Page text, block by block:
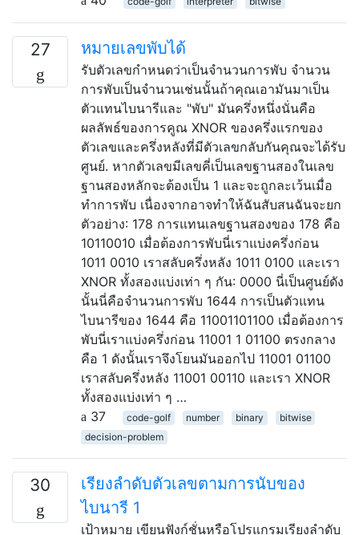
27 หมายเลขพับได้
รับตัวเลขกำหนดว่าเป็นจำนวนการพับ จำนวน
การพับเป็นจำนวนเช่นนั้นถ้าคุณเอามันมาเป็น
ตัวแทนไบนารีและ "พับ" มันครึ่งหนึ่งนั่นคือ
ผลลัพธ์ของการคูณ XNOR ของครึ่งแรกของ
ตัวเลขและครึ่งหลังที่มีตัวเลขกลับกันคุณจะได้รับ
ศูนย์. หากตัวเลขมีเลขคี่เป็นเลขฐานสองในเลข
ฐานสองหลักจะต้องเป็น 1 และจะถูกละเว้นเมื่อ
ทำการพับ เนื่องจากอาจทำให้ฉันสับสนฉันจะยก
ตัวอย่าง: 178 การแทนเลขฐานสองของ 178 คือ
10110010 เมื่อต้องการพับนี่เราแบ่งครึ่งก่อน
1011 0010 เราสลับครึ่งหลัง 1011 0100 และเรา
XNOR ทั้งสองแบ่งเท่า ๆ กัน: 0000 นี่เป็นศูนย์ดัง
นั้นนี่คือจำนวนการพับ 1644 การเป็นตัวแทน
ไบนารีของ 1644 คือ 11001101100 เมื่อต้องการ
พับนี่เราแบ่งครึ่งก่อน 11001 1 01100 ตรงกลาง
คือ 1 ดังนั้นเราจึงโยนมันออกไป 11001 01100
เราสลับครึ่งหลัง 11001 00110 และเรา XNOR
ทั้งสองแบ่งเท่า ๆ …
37
code-golf number binary
bitwise
decision-problem
30
เรียงลำดับตัวเลขตามการนับของ
ไบนารี 1
เป้าหมาย เขียนฟังก์ชั่นหรือโปรแกรมเรียงลำดับ